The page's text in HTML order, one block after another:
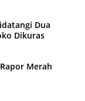
Dua
Dikuras
Merah